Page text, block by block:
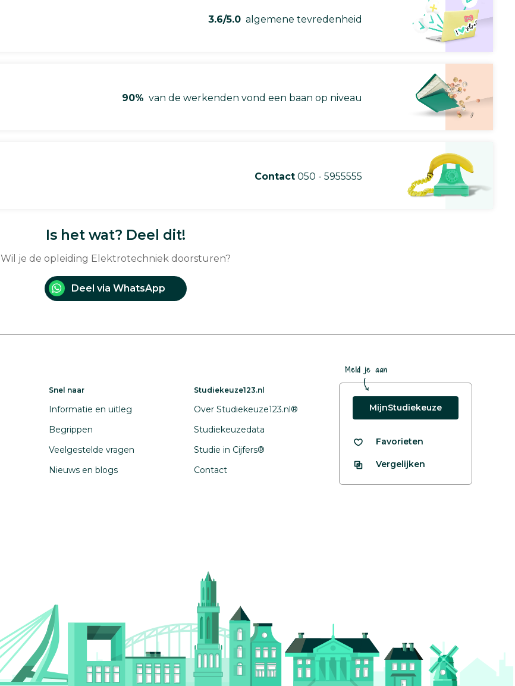
3.6/5.0 algemene tevredenheid
90% van de werkenden vond een baan op niveau
Contact 050 - 5955555
Is het wat? Deel dit!
Wil je de opleiding Elektrotechniek doorsturen?
Deel via WhatsApp
Snel naar
Informatie en uitleg
Begrippen
Veelgestelde vragen
Nieuws en blogs
Studiekeuze123.nl
Over Studiekeuze123.nl®
Studiekeuzedata
Studie in Cijfers®
Contact
Meld je aan
MijnStudiekeuze
Favorieten
Vergelijken